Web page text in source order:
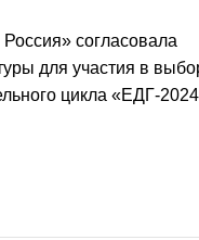
согласовала
для участия в
цикла «ЕДГ-